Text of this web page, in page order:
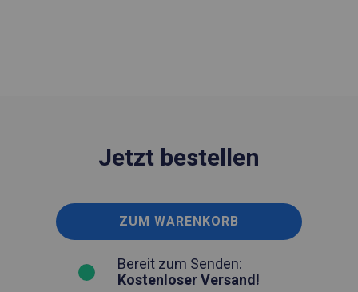
Jetzt bestellen
ZUM WARENKORB
Bereit zum Senden:
Kostenloser Versand!